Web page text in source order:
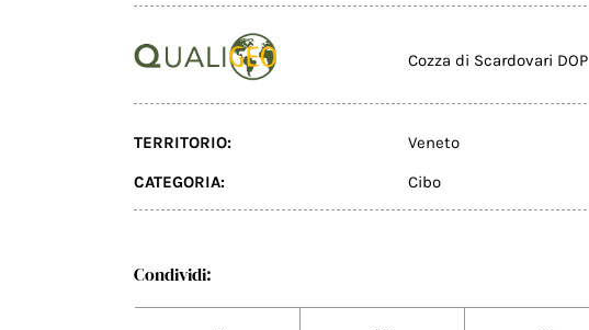
Cozza di Scardovari DOP
TERRITORIO: Veneto
CATEGORIA: Cibo
Condividi: